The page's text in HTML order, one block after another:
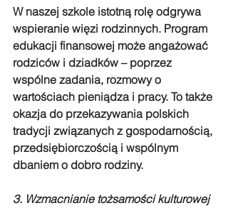
W naszej szkole istotną rolę odgrywa
wspieranie więzi rodzinnych. Program
edukacji finansowej może angażować
rodziców i dziadków – poprzez
wspólne zadania, rozmowy o
wartościach pieniądza i pracy. To także
okazja do przekazywania polskich
tradycji związanych z gospodarnością,
przedsiębiorczością i wspólnym
dbaniem o dobro rodziny.
3. Wzmacnianie tożsamości kulturowej